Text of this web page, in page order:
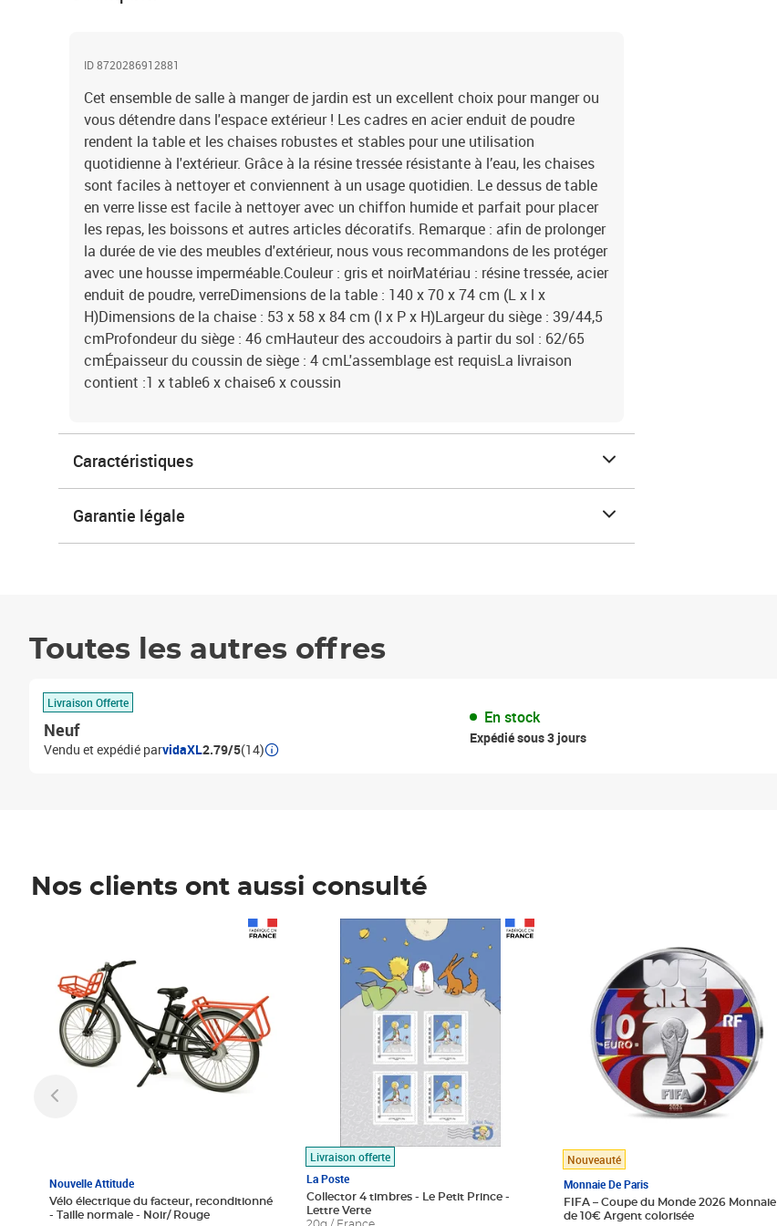
ID 8720286912881
Cet ensemble de salle à manger de jardin est un excellent choix pour manger ou
vous détendre dans l'espace extérieur ! Les cadres en acier enduit de poudre
rendent la table et les chaises robustes et stables pour une utilisation
quotidienne à l'extérieur. Grâce à la résine tressée résistante à l’eau, les chaises
sont faciles à nettoyer et conviennent à un usage quotidien. Le dessus de table
en verre lisse est facile à nettoyer avec un chiffon humide et parfait pour placer
les repas, les boissons et autres articles décoratifs. Remarque : afin de prolonger
la durée de vie des meubles d'extérieur, nous vous recommandons de les protéger
avec une housse imperméable.Couleur : gris et noirMatériau : résine tressée, acier
enduit de poudre, verreDimensions de la table : 140 x 70 x 74 cm (L x l x
H)Dimensions de la chaise : 53 x 58 x 84 cm (l x P x H)Largeur du siège : 39/44,5
cmProfondeur du siège : 46 cmHauteur des accoudoirs à partir du sol : 62/65
cmÉpaisseur du coussin de siège : 4 cmL'assemblage est requisLa livraison
contient :1 x table6 x chaise6 x coussin
Caractéristiques
Garantie légale
Toutes les autres offres
Livraison Offerte
Neuf
Vendu et expédié parvidaXL2.79/5(14)
En stock
Expédié sous 3 jours
Nos clients ont aussi consulté
Nouvelle Attitude
Vélo électrique du facteur, reconditionné
- Taille normale - Noir/ Rouge
Livraison offerte
La Poste
Collector 4 timbres - Le Petit Prince -
Lettre Verte
Prix 7,50€
Nouveauté
Monnaie De Paris
FIFA – Coupe du Monde 2026 Monnaie
de 10€ Argent colorisée